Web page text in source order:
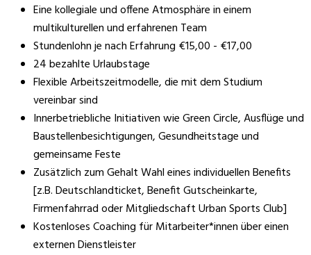
Eine kollegiale und offene Atmosphäre in einem
multikulturellen und erfahrenen Team
Stundenlohn je nach Erfahrung €15,00 - €17,00
24 bezahlte Urlaubstage
Flexible Arbeitszeitmodelle, die mit dem Studium
vereinbar sind
Innerbetriebliche Initiativen wie Green Circle, Ausflüge und
Baustellenbesichtigungen, Gesundheitstage und
gemeinsame Feste
Zusätzlich zum Gehalt Wahl eines individuellen Benefits
[z.B. Deutschlandticket, Benefit Gutscheinkarte,
Firmenfahrrad oder Mitgliedschaft Urban Sports Club]
Kostenloses Coaching für Mitarbeiter*innen über einen
externen Dienstleister